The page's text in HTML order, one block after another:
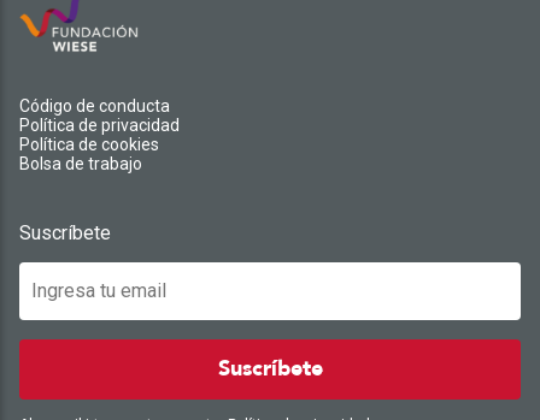
Código de conducta
Política de privacidad
Política de cookies
Bolsa de trabajo
Suscríbete
Suscríbete